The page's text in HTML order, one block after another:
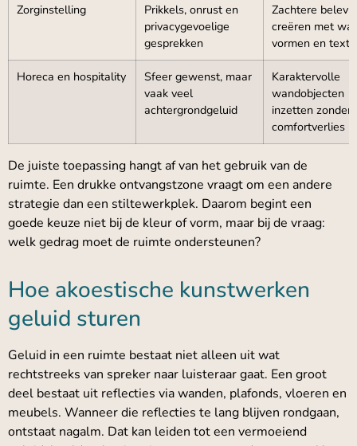
Zorginstelling
Prikkels, onrust en
privacygevoelige
gesprekken
Zachtere
creëren met
vormen en
Horeca en hospitality
Sfeer gewenst, maar
vaak veel
achtergrondgeluid
Karaktervolle
wandobjecten
inzetten zonder
comfortverlies
De juiste toepassing hangt af van het gebruik van de
ruimte. Een drukke ontvangstzone vraagt om een andere
strategie dan een stiltewerkplek. Daarom begint een
goede keuze niet bij de kleur of vorm, maar bij de vraag:
welk gedrag moet de ruimte ondersteunen?
Hoe akoestische kunstwerken
geluid sturen
Geluid in een ruimte bestaat niet alleen uit wat
rechtstreeks van spreker naar luisteraar gaat. Een groot
deel bestaat uit reflecties via wanden, plafonds, vloeren en
meubels. Wanneer die reflecties te lang blijven rondgaan,
ontstaat nagalm. Dat kan leiden tot een vermoeiend